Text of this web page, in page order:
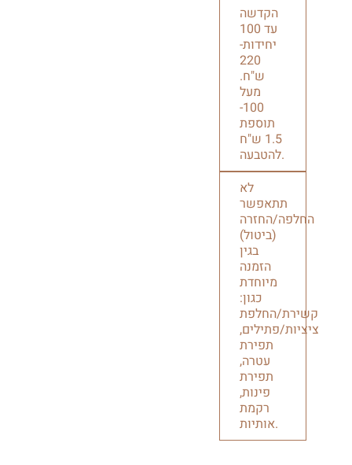
הקדשה
עד 100
יחידות-
220
ש"ח.
מעל
100-
תוספת
1.5 ש"ח
להטבעה.
לא
תתאפשר
החלפה/החזרה
(ביטול)
בגין
הזמנה
מיוחדת
כגון:
קשירת/החלפת
ציציות/פתילים,
תפירת
עטרה,
תפירת
פינות,
רקמת
אותיות.